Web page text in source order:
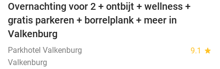
33%
Overnachting voor 2 + ontbijt + wellness +
gratis parkeren + borrelplank + meer in
Valkenburg
Parkhotel Valkenburg 9.1 star
Valkenburg